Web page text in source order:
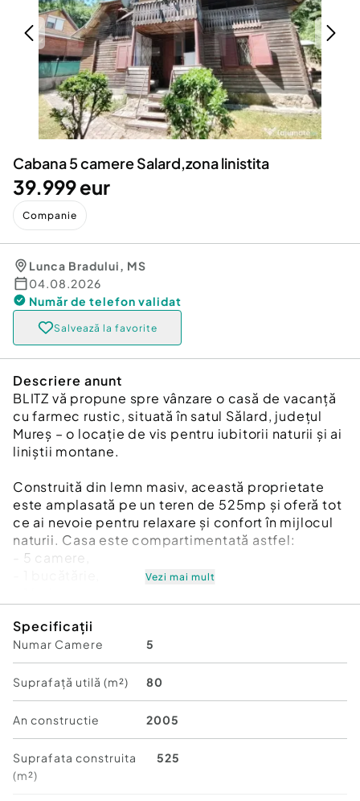
Servicii
Animale de companie
Afaceri și echipamente profesionale
Inchiriere Bunuri si Vehicule
Utilaje agricole si industriale
Piese auto si accesorii
Dacia Duster
Cabana 5 camere Salard,zona linistita
39.999 eur
Companie
Lunca Bradului, MS
04.08.2026
Număr de telefon validat
Salvează la favorite
Descriere anunt
BLITZ vă propune spre vânzare o casă de vacanță
cu farmec rustic, situată în satul Sălard, județul
Mureș – o locație de vis pentru iubitorii naturii și ai
liniștii montane.
Construită din lemn masiv, această proprietate
este amplasată pe un teren de 525mp și oferă tot
ce ai nevoie pentru relaxare și confort în mijlocul
naturii. Casa este compartimentată astfel:
- 5 camere,
- 2 anexe utile pentru depozitare sau alte
activități.
Dotări:
- Curent electric,
- Apă de izvor,
- Fosă septică.
Peisajul forestier autentic, completat de
Vezi mai mult
Specificații
Numar Camere 5
Suprafață utilă (m²) 80
An constructie 2005
Suprafata construita
(m²)
525